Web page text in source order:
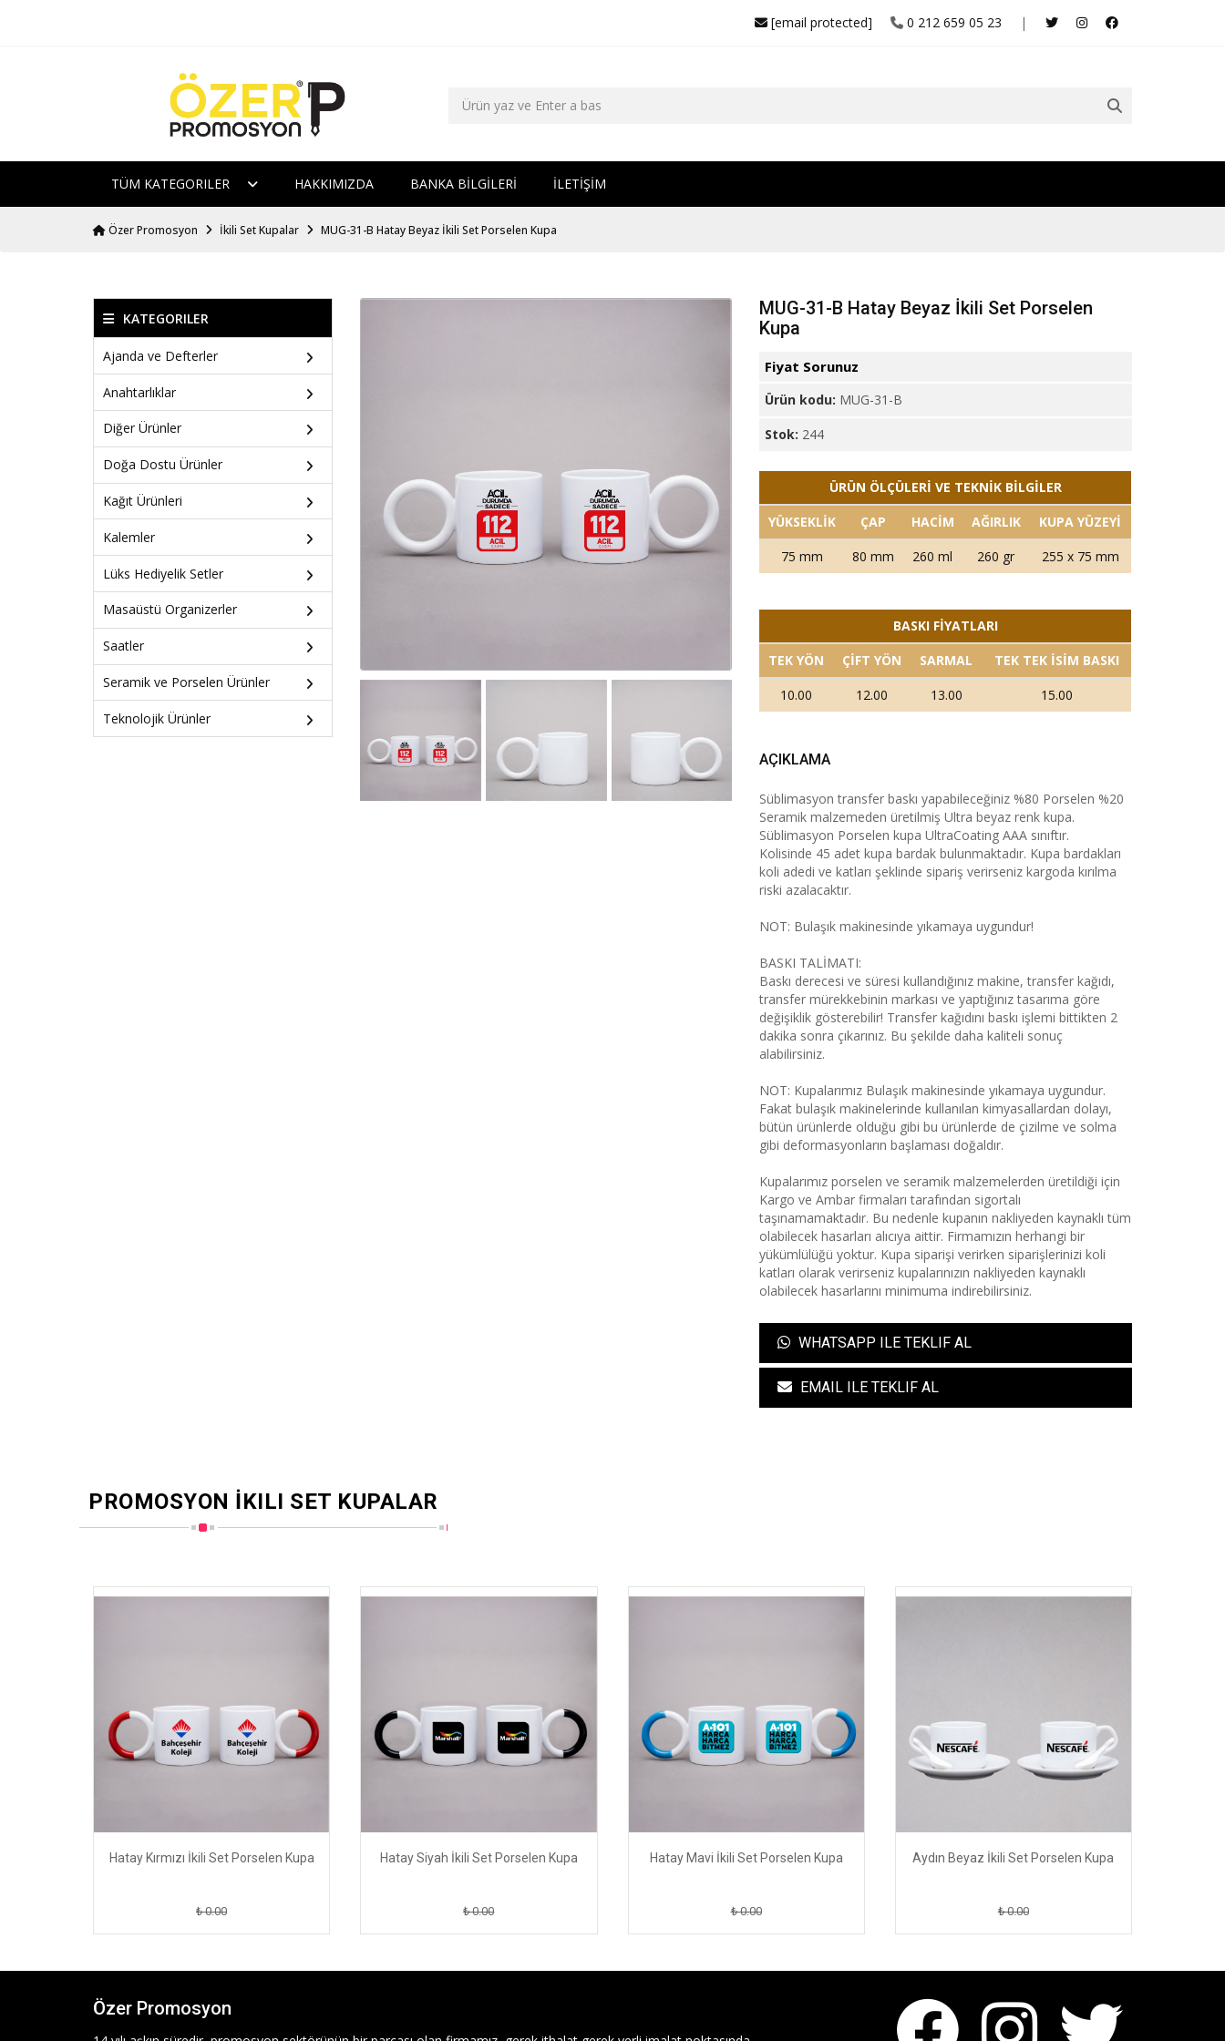
|
0 212 659 05 23
[email protected]
TÜM KATEGORILER HAKKIMIZDA BANKA BİLGİLERİ İLETİŞİM
Özer Promosyon İkili Set Kupalar MUG-31-B Hatay Beyaz İkili Set Porselen Kupa
KATEGORILER
Ajanda ve Defterler
Anahtarlıklar
Diğer Ürünler
Doğa Dostu Ürünler
Kağıt Ürünleri
Kalemler
Lüks Hediyelik Setler
Masaüstü Organizerler
Saatler
Seramik ve Porselen Ürünler
Teknolojik Ürünler
MUG-31-B Hatay Beyaz İkili Set Porselen
Kupa
Fiyat Sorunuz
Ürün kodu: MUG-31-B
Stok: 244
ÜRÜN ÖLÇÜLERİ VE TEKNİK BİLGİLER
YÜKSEKLİK
ÇAP HACİM AĞIRLIK
KUPA YÜZEYİ
75 mm
80 mm 260 ml 260 gr 255 x 75 mm
BASKI FİYATLARI
TEK YÖN
ÇİFT YÖN SARMAL
TEK TEK İSİM BASKI
10.00
12.00 13.00 15.00
AÇIKLAMA
Süblimasyon transfer baskı yapabileceğiniz %80 Porselen %20
Seramik malzemeden üretilmiş Ultra beyaz renk kupa.
Süblimasyon Porselen kupa UltraCoating AAA sınıftır.
Kolisinde 45 adet kupa bardak bulunmaktadır. Kupa bardakları
koli adedi ve katları şeklinde sipariş verirseniz kargoda kırılma
riski azalacaktır.
NOT: Bulaşık makinesinde yıkamaya uygundur!
BASKI TALİMATI:
Baskı derecesi ve süresi kullandığınız makine, transfer kağıdı,
transfer mürekkebinin markası ve yaptığınız tasarıma göre
değişiklik gösterebilir! Transfer kağıdını baskı işlemi bittikten 2
dakika sonra çıkarınız. Bu şekilde daha kaliteli sonuç
alabilirsiniz.
NOT: Kupalarımız Bulaşık makinesinde yıkamaya uygundur.
Fakat bulaşık makinelerinde kullanılan kimyasallardan dolayı,
bütün ürünlerde olduğu gibi bu ürünlerde de çizilme ve solma
gibi deformasyonların başlaması doğaldır.
Kupalarımız porselen ve seramik malzemelerden üretildiği için
Kargo ve Ambar firmaları tarafından sigortalı
taşınamamaktadır. Bu nedenle kupanın nakliyeden kaynaklı tüm
olabilecek hasarları alıcıya aittir. Firmamızın herhangi bir
yükümlülüğü yoktur. Kupa siparişi verirken siparişlerinizi koli
katları olarak verirseniz kupalarınızın nakliyeden kaynaklı
olabilecek hasarlarını minimuma indirebilirsiniz.
WHATSAPP ILE TEKLIF AL
EMAIL ILE TEKLIF AL
PROMOSYON İKILI SET KUPALAR
Hatay Kırmızı İkili Set Porselen Kupa
₺ 0.00
Hatay Siyah İkili Set Porselen Kupa
₺ 0.00
Hatay Mavi İkili Set Porselen Kupa
₺ 0.00
Aydın Beyaz İkili Set Porselen Kupa
₺ 0.00
Özer Promosyon